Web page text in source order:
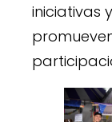
iniciativas